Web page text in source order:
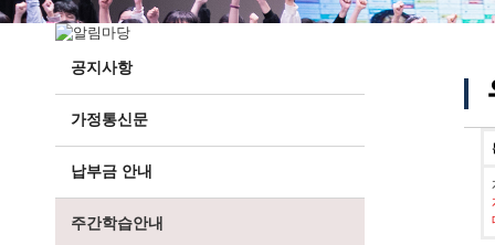
공지사항
가정통신문
납부금 안내
주간학습안내